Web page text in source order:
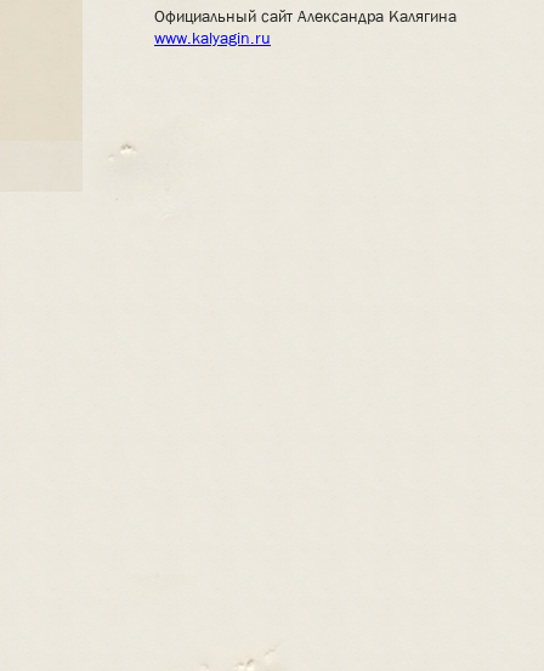
Официальный сайт Александра Калягина
www.kalyagin.ru